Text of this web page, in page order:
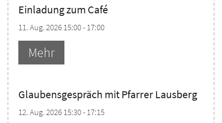
Einladung zum Café
11. Aug. 2026 15:00 - 17:00
Mehr
Glaubensgespräch mit Pfarrer Lausberg
12. Aug. 2026 15:30 - 17:15